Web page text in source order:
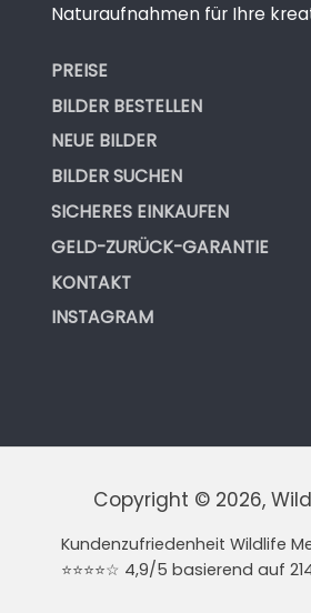
Naturaufnahmen für Ihre
PREISE
BILDER BESTELLEN
NEUE BILDER
BILDER SUCHEN
SICHERES EINKAUFEN
GELD-ZURÜCK-GARANTIE
KONTAKT
INSTAGRAM
Copyright © 2026,
Kundenzufriedenheit Wildlife
⭐⭐⭐⭐☆ 4,9/5 basierend auf